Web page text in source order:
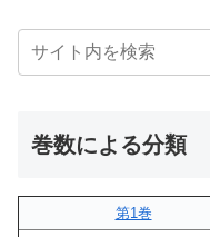
巻数による分類
第1巻